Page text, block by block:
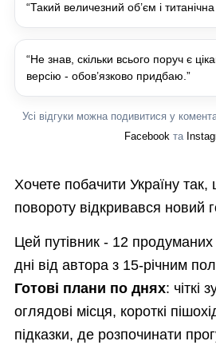
“Такий величезний об’єм і
“Не знав, скільки всього поруч є
версію - обов’язково придбаю.”
Усі відгуки можна подивитися у
Facebook та
Хочете побачити Україну
повороту відкривався новий
Цей путівник - 12
дні від автора з 15-річним
Готові плани по днях: чіткі
оглядові місця, короткі
підказки, де розпочинати